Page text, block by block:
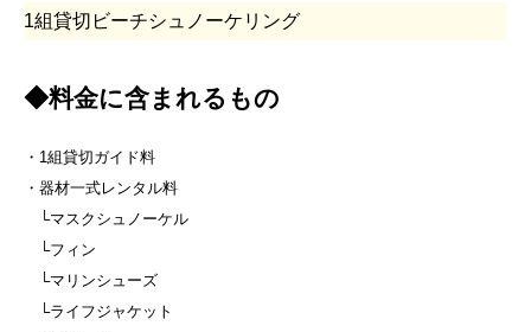
1組貸切ビーチシュノーケリング
◆料金に含まれるもの
・1組貸切ガイド料
・器材一式レンタル料
└マスクシュノーケル
└フィン
└マリンシューズ
└ライフジャケット